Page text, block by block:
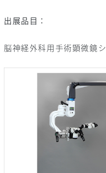
出展品目：
脳神経外科用手術顕微鏡